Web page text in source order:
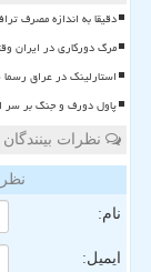
دقیقا به اندازه مصرف
مرگ دورکاری در ایران
استارلینک در عراق
پاول دورف و جنگ بر سر
نظرات
نام:
ایمیل: